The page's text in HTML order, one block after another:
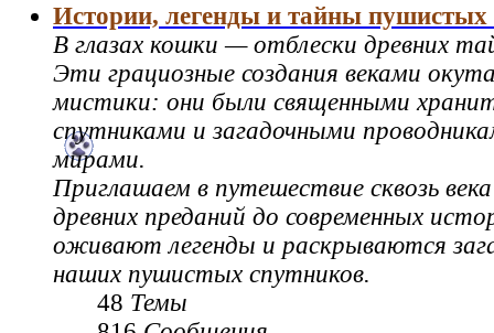
Истории, легенды и тайны пушистых
В глазах кошки — отблески древних
Эти грациозные создания веками
мистики: они были священными
спутниками и загадочными
мирами.
Приглашаем в путешествие сквозь
древних преданий до современных
оживают легенды и раскрываются
наших пушистых спутников.
48 Темы